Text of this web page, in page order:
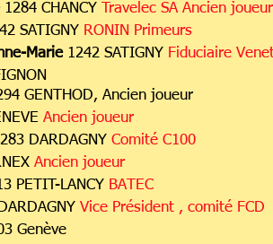
1284 CHANCY
Travelec SA Ancien joueur
SATIGNY RONIN Primeurs
Marie1242 SATIGNY Fiduciaire
GENTHOD, Ancien joueur
Ancien joueur
DARDAGNY Comité C100
Ancien joueur
PETIT-LANCY BATEC
GNY Vice Président , comité FCD
Genève